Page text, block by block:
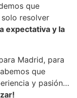
que
resolver
expectativa y la
Madrid, para
que
y pasión…